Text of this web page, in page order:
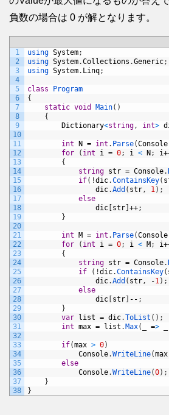
負数の場合は 0 が解となります。
1
2
3
4
5
6
7
8
9
10
11
12
13
14
15
16
17
18
19
20
21
22
23
24
25
26
27
28
29
30
31
32
33
34
35
36
37
38
using System;
using System.Collections .Generic;
using System. Linq;
class
Program
{
static void Main( )
{
Dictionary<string, int>
int N = int . Parse(Console
for
( int i = 0; i < N ; i
{
string str = Console.
if( !dic.ContainsKey(
dic.Add ( str, 1) ;
else
dic str ++;
}
int M = int . Parse(Console
for
( int i = 0; i < M ; i
{
string str = Console.
if
( !dic.ContainsKey(
dic.Add ( str, -1) ;
else
dic str -- ;
}
var
list = dic.ToList ( ) ;
int max = list . Max( =>
if(max > 0)
Console.WriteLine(max
else
Console.WriteLine(0) ;
}
}